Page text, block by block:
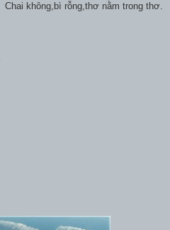
Chai không,bì rỗng,thơ nằm trong thơ.